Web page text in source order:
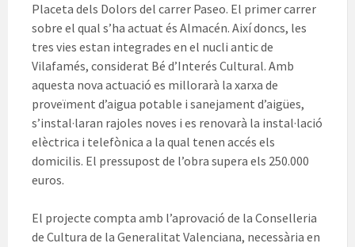
Placeta dels Dolors del carrer Paseo. El primer carrer
sobre el qual s’ha actuat és Almacén. Així doncs, les
tres vies estan integrades en el nucli antic de
Vilafamés, considerat Bé d’Interés Cultural. Amb
aquesta nova actuació es millorarà la xarxa de
proveïment d’aigua potable i sanejament d’aigües,
s’instal·laran rajoles noves i es renovarà la instal·lació
elèctrica i telefònica a la qual tenen accés els
domicilis. El pressupost de l’obra supera els 250.000
euros.
El projecte compta amb l’aprovació de la Conselleria
de Cultura de la Generalitat Valenciana, necessària en